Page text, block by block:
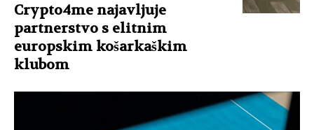
Crypto4me najavljuje
partnerstvo s elitnim
europskim košarkaškim
klubom